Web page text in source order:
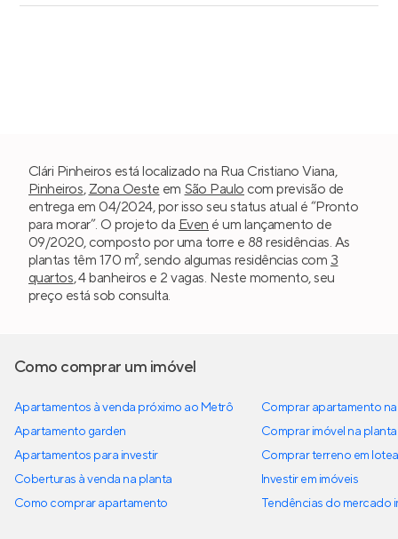
Clári Pinheiros está localizado na Rua Cristiano Viana,
Pinheiros, Zona Oeste em São Paulo com previsão de
entrega em 04/2024, por isso seu status atual é “Pronto
para morar”. O projeto da Even é um lançamento de
09/2020, composto por uma torre e 88 residências. As
plantas têm 170 m², sendo algumas residências com 3
quartos, 4 banheiros e 2 vagas. Neste momento, seu
preço está sob consulta.
Como comprar um imóvel
Apartamentos à venda próximo ao Metrô
Apartamento garden
Apartamentos para investir
Coberturas à venda na planta
Como comprar apartamento
Comprar apartamento
Comprar imóvel na planta
Comprar terreno em
Investir em imóveis
Tendências do mercado